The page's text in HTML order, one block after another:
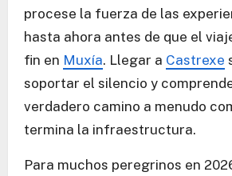
procese la fuerza de las
hasta ahora antes de que el
fin en Muxía. Llegar a Castrexe
soportar el silencio y
verdadero camino a menudo
termina la infraestructura.
Para muchos peregrinos en